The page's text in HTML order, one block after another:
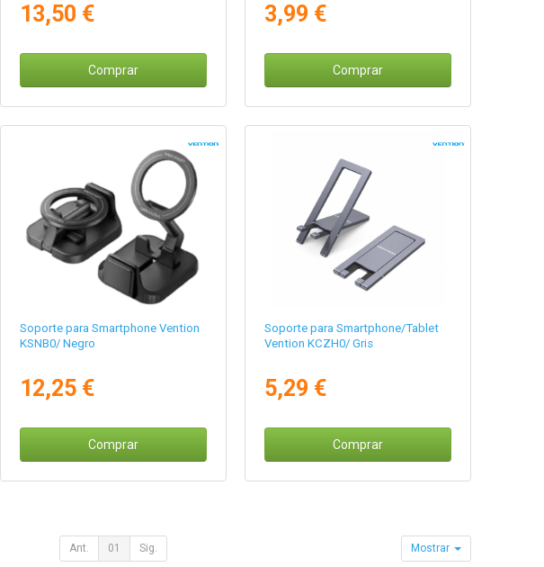
13,50 €
Comprar
3,99 €
Comprar
Soporte para Smartphone Vention
KSNB0/ Negro
12,25 €
Comprar
Soporte para Smartphone/Tablet
Vention KCZH0/ Gris
5,29 €
Comprar
Ant. 01 Sig. Mostrar